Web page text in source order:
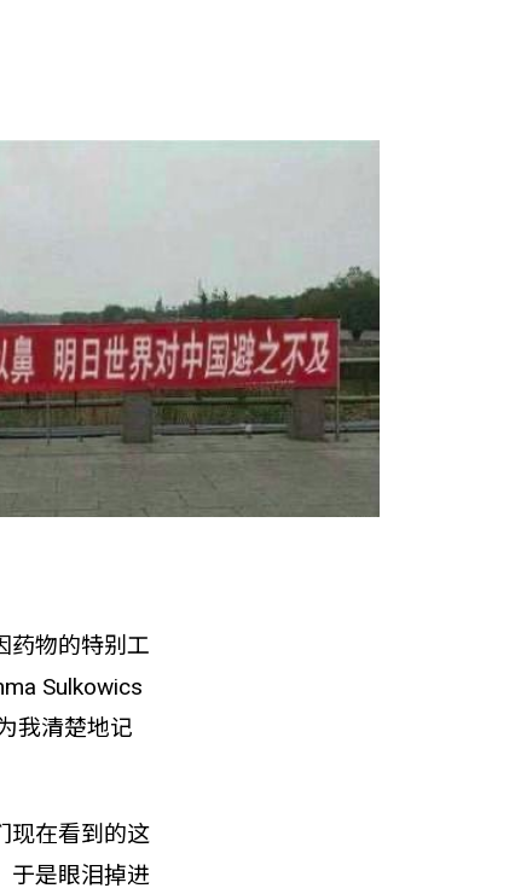
药物的特别工
Sulkowics
我清楚地记
现在看到的这
于是眼泪掉进